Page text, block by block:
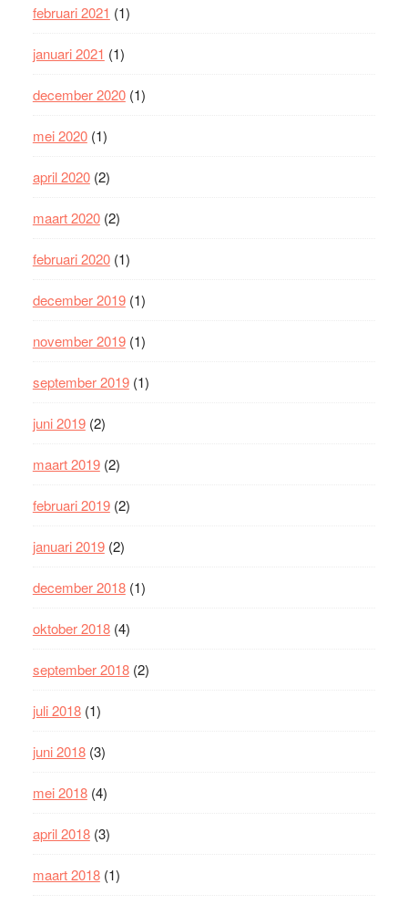
februari 2021 (1)
januari 2021 (1)
december 2020(1)
mei 2020(1)
april 2020(2)
maart 2020(2)
februari 2020(1)
december 2019(1)
november 2019(1)
september 2019(1)
juni 2019(2)
maart 2019(2)
februari 2019(2)
januari 2019(2)
december 2018(1)
oktober 2018(4)
september 2018(2)
juli 2018(1)
juni 2018(3)
mei 2018(4)
april 2018(3)
maart 2018(1)